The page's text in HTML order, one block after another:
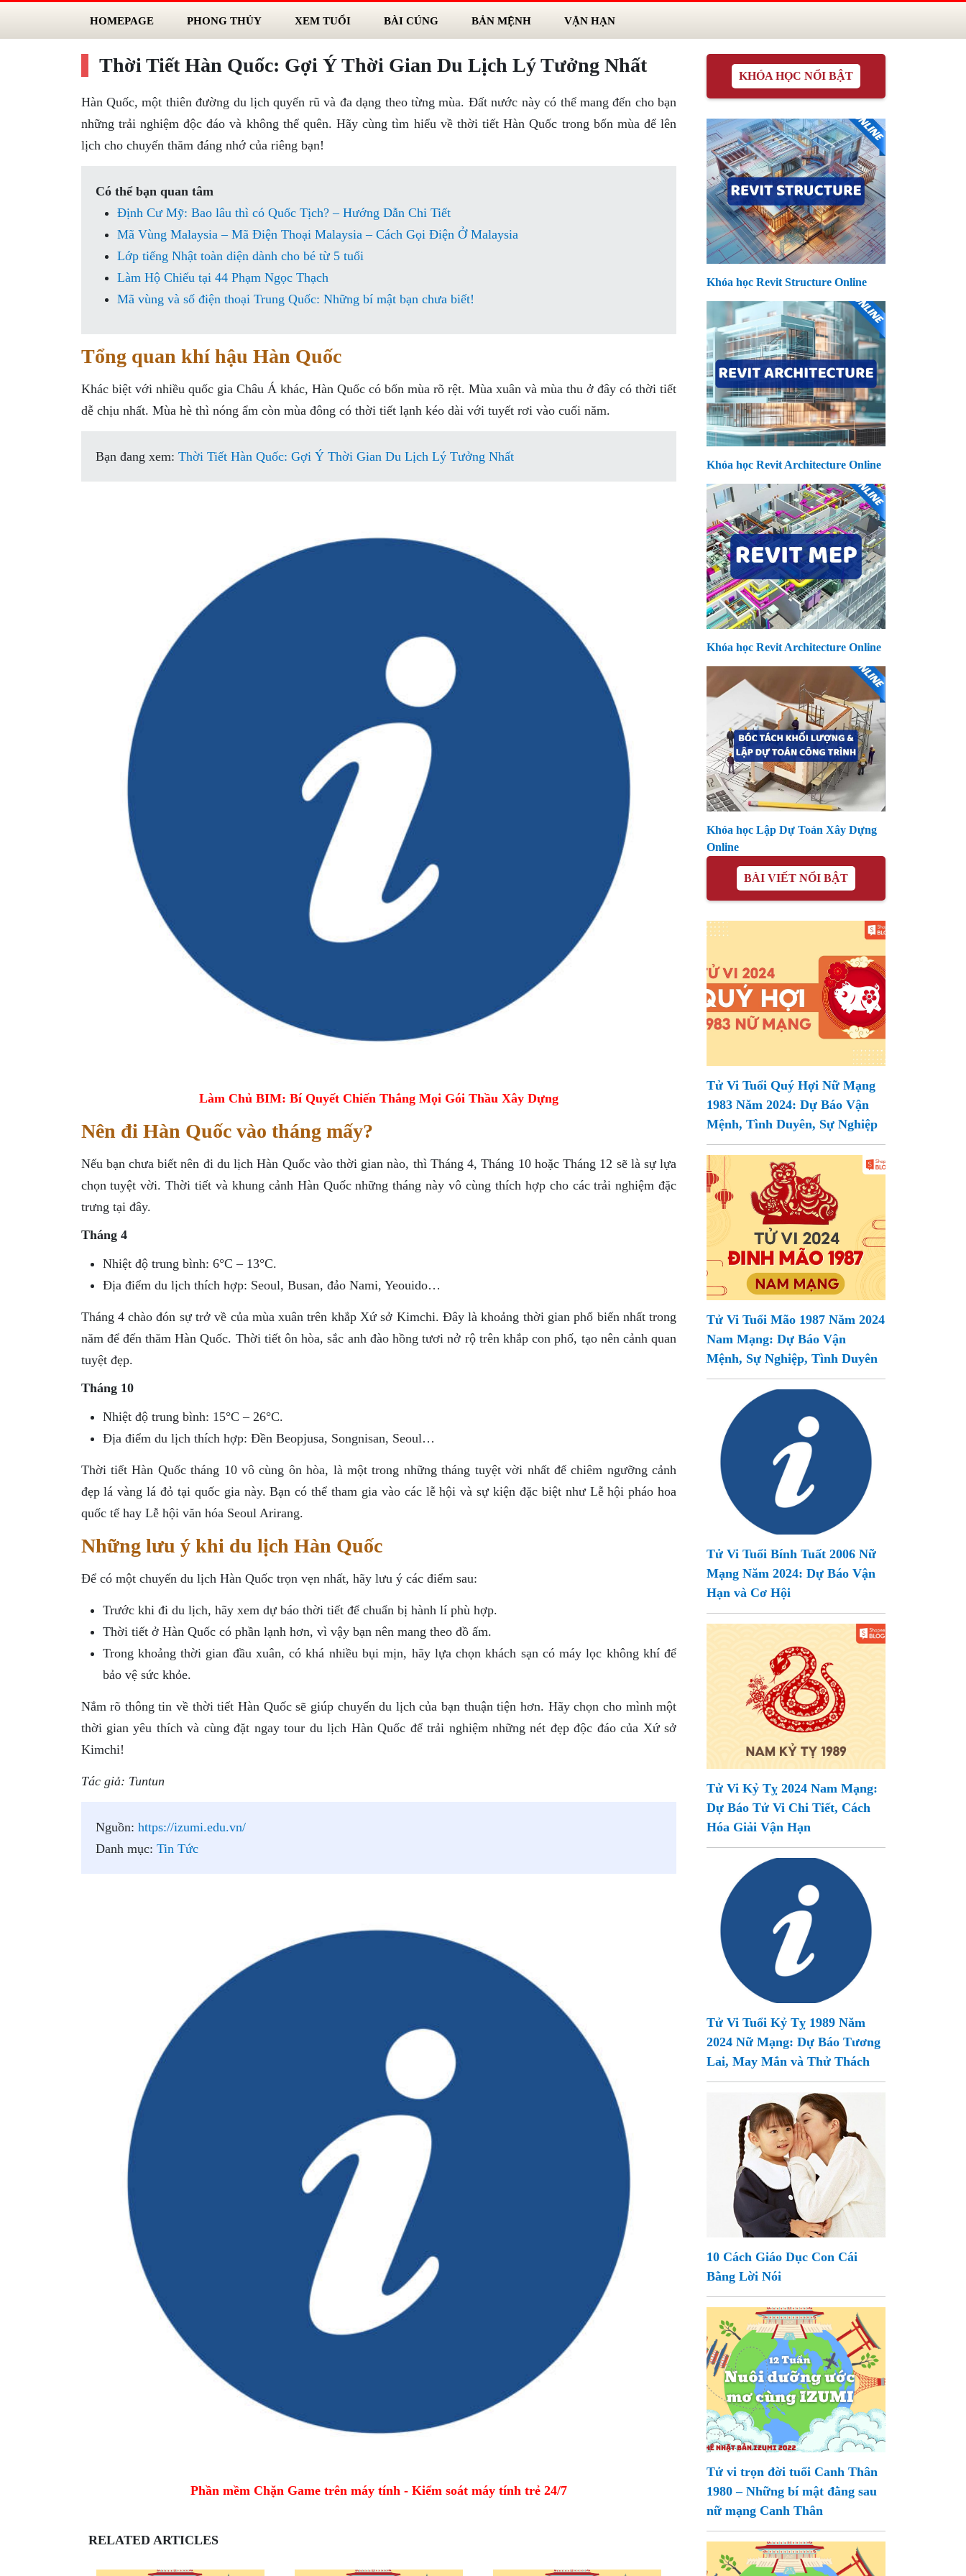
HOMEPAGE PHONG THỦY XEM TUỔI BÀI CÚNG BẢN MỆNH VẬN HẠN
Thời Tiết Hàn Quốc: Gợi Ý Thời Gian Du Lịch Lý Tưởng Nhất
Hàn Quốc, một thiên đường du lịch quyến rũ và đa dạng theo từng mùa. Đất nước này có thể mang đến cho bạn
những trải nghiệm độc đáo và không thể quên. Hãy cùng tìm hiểu về thời tiết Hàn Quốc trong bốn mùa để lên
lịch cho chuyến thăm đáng nhớ của riêng bạn!
Có thể bạn quan tâm
Định Cư Mỹ: Bao lâu thì có Quốc Tịch? – Hướng Dẫn Chi Tiết
Mã Vùng Malaysia – Mã Điện Thoại Malaysia – Cách Gọi Điện Ở Malaysia
Lớp tiếng Nhật toàn diện dành cho bé từ 5 tuổi
Làm Hộ Chiếu tại 44 Phạm Ngọc Thạch
Mã vùng và số điện thoại Trung Quốc: Những bí mật bạn chưa biết!
Tổng quan khí hậu Hàn Quốc
Khác biệt với nhiều quốc gia Châu Á khác, Hàn Quốc có bốn mùa rõ rệt. Mùa xuân và mùa thu ở đây có thời tiết
dễ chịu nhất. Mùa hè thì nóng ẩm còn mùa đông có thời tiết lạnh kéo dài với tuyết rơi vào cuối năm.
Bạn đang xem: Thời Tiết Hàn Quốc: Gợi Ý Thời Gian Du Lịch Lý Tưởng Nhất
Làm Chủ BIM: Bí Quyết Chiến Thắng Mọi Gói Thầu Xây Dựng
Nên đi Hàn Quốc vào tháng mấy?
Nếu bạn chưa biết nên đi du lịch Hàn Quốc vào thời gian nào, thì Tháng 4, Tháng 10 hoặc Tháng 12 sẽ là sự lựa
chọn tuyệt vời. Thời tiết và khung cảnh Hàn Quốc những tháng này vô cùng thích hợp cho các trải nghiệm đặc
trưng tại đây.
Tháng 4
Nhiệt độ trung bình: 6°C – 13°C.
Địa điểm du lịch thích hợp: Seoul, Busan, đảo Nami, Yeouido…
Tháng 4 chào đón sự trở về của mùa xuân trên khắp Xứ sở Kimchi. Đây là khoảng thời gian phổ biến nhất trong
năm để đến thăm Hàn Quốc. Thời tiết ôn hòa, sắc anh đào hồng tươi nở rộ trên khắp con phố, tạo nên cảnh quan
tuyệt đẹp.
Tháng 10
Nhiệt độ trung bình: 15°C – 26°C.
Địa điểm du lịch thích hợp: Đền Beopjusa, Songnisan, Seoul…
Thời tiết Hàn Quốc tháng 10 vô cùng ôn hòa, là một trong những tháng tuyệt vời nhất để chiêm ngưỡng cảnh
đẹp lá vàng lá đỏ tại quốc gia này. Bạn có thể tham gia vào các lễ hội và sự kiện đặc biệt như Lễ hội pháo hoa
quốc tế hay Lễ hội văn hóa Seoul Arirang.
Những lưu ý khi du lịch Hàn Quốc
Để có một chuyến du lịch Hàn Quốc trọn vẹn nhất, hãy lưu ý các điểm sau:
Trước khi đi du lịch, hãy xem dự báo thời tiết để chuẩn bị hành lí phù hợp.
Thời tiết ở Hàn Quốc có phần lạnh hơn, vì vậy bạn nên mang theo đồ ấm.
Trong khoảng thời gian đầu xuân, có khá nhiều bụi mịn, hãy lựa chọn khách sạn có máy lọc không khí để
bảo vệ sức khỏe.
Nắm rõ thông tin về thời tiết Hàn Quốc sẽ giúp chuyến du lịch của bạn thuận tiện hơn. Hãy chọn cho mình một
thời gian yêu thích và cùng đặt ngay tour du lịch Hàn Quốc để trải nghiệm những nét đẹp độc đáo của Xứ sở
Kimchi!
Tác giả: Tuntun
Nguồn: https://izumi.edu.vn/
Danh mục: Tin Tức
Phần mềm Chặn Game trên máy tính - Kiểm soát máy tính trẻ 24/7
RELATED ARTICLES
KHÓA HỌC NỔI BẬT
Khóa học Revit Structure Online
Khóa học Revit Architecture Online
Khóa học Revit Architecture Online
Khóa học Lập Dự Toán Xây Dựng
Online
BÀI VIẾT NỔI BẬT
Tử Vi Tuổi Quý Hợi Nữ Mạng
1983 Năm 2024: Dự Báo Vận
Mệnh, Tình Duyên, Sự Nghiệp
Tử Vi Tuổi Mão 1987 Năm 2024
Nam Mạng: Dự Báo Vận
Mệnh, Sự Nghiệp, Tình Duyên
Tử Vi Tuổi Bính Tuất 2006 Nữ
Mạng Năm 2024: Dự Báo Vận
Hạn và Cơ Hội
Tử Vi Kỷ Tỵ 2024 Nam Mạng:
Dự Báo Tử Vi Chi Tiết, Cách
Hóa Giải Vận Hạn
Tử Vi Tuổi Kỷ Tỵ 1989 Năm
2024 Nữ Mạng: Dự Báo Tương
Lai, May Mắn và Thử Thách
10 Cách Giáo Dục Con Cái
Bằng Lời Nói
Tử vi trọn đời tuổi Canh Thân
1980 – Những bí mật đằng sau
nữ mạng Canh Thân